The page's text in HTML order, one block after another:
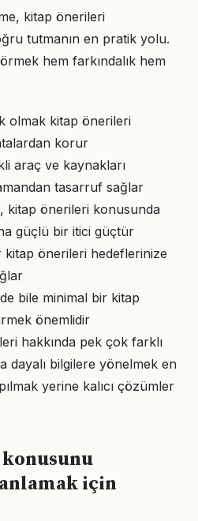
kitap önerileri
tutmanın en pratik yolu.
hem farkındalık hem
olmak kitap önerileri
korur
araç ve kaynakları
tasarruf sağlar
kitap önerileri konusunda
güçlü bir itici güçtür
önerileri hedeflerinize
bile minimal bir kitap
önemlidir
hakkında pek çok farklı
dayalı bilgilere yönelmek en
yerine kalıcı çözümler
için